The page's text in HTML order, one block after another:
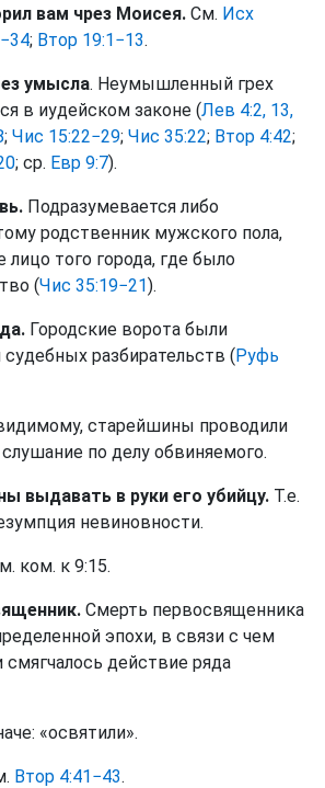
вам чрез Моисея. См. Исх
; Втор 19:1−13.
умысла. Неумышленный грех
в иудейском законе (Лев 4:2, 13,
; Чис 15:22−29; Чис 35:22; Втор 4:42;
; ср. Евр 9:7).
Подразумевается либо
родственник мужского пола,
того города, где было
(Чис 35:19−21).
Городские ворота были
разбирательств (Руфь
старейшины проводили
по делу обвиняемого.
выдавать в руки его убийцу. Т.е.
невиновности.
ком. к 9:15.
Смерть первосвященника
эпохи, в связи с чем
смягчалось действие ряда
«освятили».
Втор 4:41−43.